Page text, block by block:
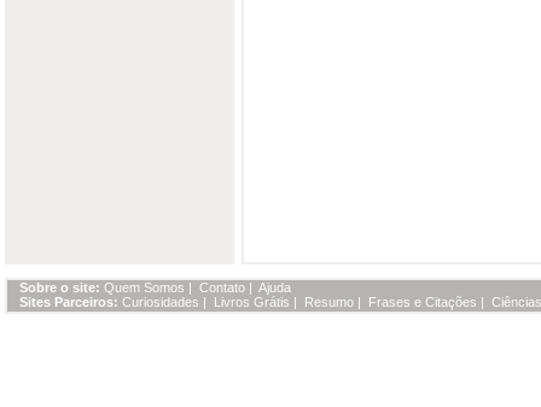
Sobre o site: Quem Somos | Contato | Ajuda
Sites Parceiros: Curiosidades | Livros Grátis | Resumo | Frases e Citações |